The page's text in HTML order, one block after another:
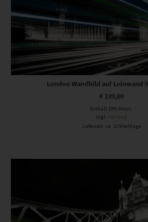
London Wandbild auf Leinwand
€239,00
Enthält 19% Mwst.
zzgl.
Versand
Lieferzeit: ca. 10 Werktage
Dieses Produkt weist mehrere Varianten auf. Die Optionen können auf der Produktseite gewählt werden